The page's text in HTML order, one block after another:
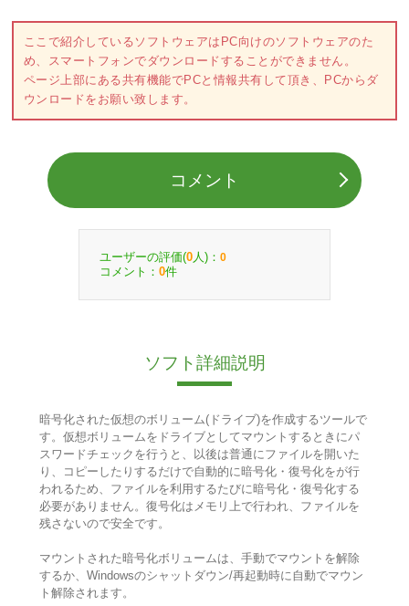
ここで紹介しているソフトウェアはPC向けのソフトウェアのた
め、スマートフォンでダウンロードすることができません。
ページ上部にある共有機能でPCと情報共有して頂き、PCからダ
ウンロードをお願い致します。
コメント
ユーザーの評価(0 人)： 0
コメント： 0件
ソフト詳細説明
暗号化された仮想のボリューム(ドライブ)を作成するツールで
す。仮想ボリュームをドライブとしてマウントするときにパ
スワードチェックを行うと、以後は普通にファイルを開いた
り、コピーしたりするだけで自動的に暗号化・復号化をが行
われるため、ファイルを利用するたびに暗号化・復号化する
必要がありません。復号化はメモリ上で行われ、ファイルを
残さないので安全です。
マウントされた暗号化ボリュームは、手動でマウントを解除
するか、Windowsのシャットダウン/再起動時に自動でマウン
ト解除されます。